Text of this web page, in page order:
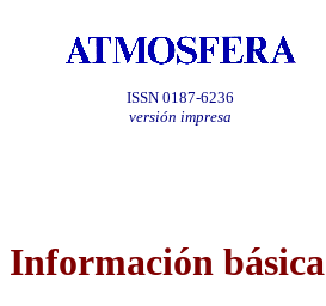
ISSN 0187-6236
versión impresa
Información básica